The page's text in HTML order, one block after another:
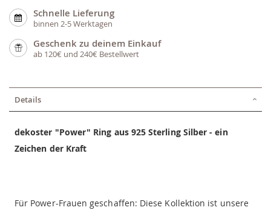
Schnelle Lieferung
binnen 2-5 Werktagen
Geschenk zu deinem Einkauf
ab 120€ und 240€ Bestellwert
Details
dekoster "Power" Ring aus 925 Sterling Silber - ein
Zeichen der Kraft
Für Power-Frauen geschaffen: Diese Kollektion ist unsere